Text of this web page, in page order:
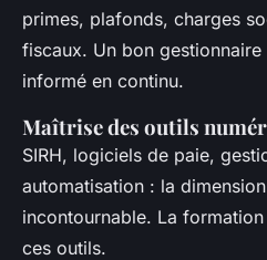
primes, plafonds, charges
fiscaux. Un bon
informé en continu.
Maîtrise des outils
SIRH, logiciels de paie,
automatisation : la
incontournable. La
ces outils.